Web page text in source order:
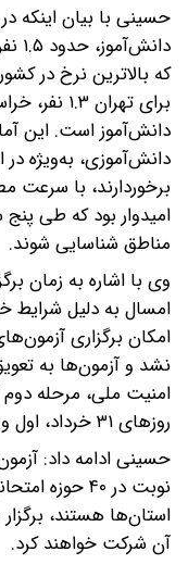
که بالاترین نرخ در
دانش‌آموز است. این
دانش‌آموزی، به‌ویژه
برخوردارند، با
امیدوار بود که طی پنج
مناطق شناسایی شوند.
وی با اشاره به زمان
امسال به دلیل
امکان برگزاری
نشد و آزمون‌ها به
امنیت ملی، مرحله
روزهای ۳۱ خرداد، اول و دوم تیرماه برگزار خواهد شد.
نوبت در ۴۰
آن شرکت خواهند کرد.